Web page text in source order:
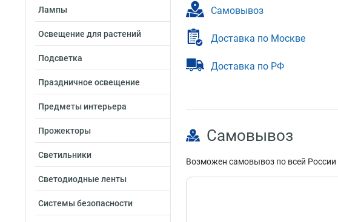
Лампы
Освещение для растений
Подсветка
Праздничное освещение
Предметы интерьера
Прожекторы
Светильники
Светодиодные ленты
Системы безопасности
Самовывоз
Доставка по Москве
Доставка по РФ
Самовывоз
Возможен самовывоз по всей России